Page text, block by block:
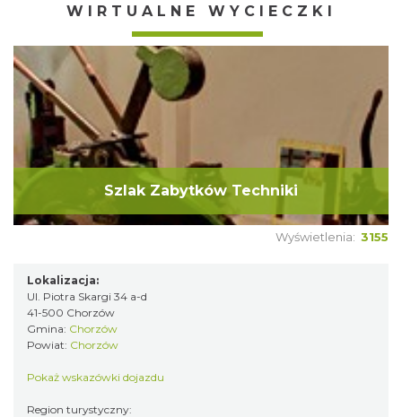
WIRTUALNE WYCIECZKI
Szlak Zabytków Techniki
Wyświetlenia: 3155
Lokalizacja:
Ul. Piotra Skargi 34 a-d
41-500 Chorzów
Gmina: Chorzów
Powiat: Chorzów
Pokaż wskazówki dojazdu
Region turystyczny: